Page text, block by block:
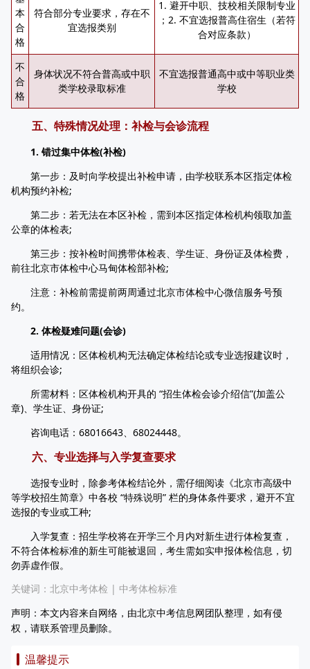
本
合
格
符合部分专业要求，存在不
宜选报类别
1. 避开中职、技校相关限制专业
；2. 不宜选报普高住宿生（若符
合对应条款）
不
合
格
身体状况不符合普高或中职
类学校录取标准
不宜选报普通高中或中等职业类
学校
五、特殊情况处理：补检与会诊流程
1. 错过集中体检(补检)
第一步：及时向学校提出补检申请，由学校联系本区指定体检
机构预约补检;
第二步：若无法在本区补检，需到本区指定体检机构领取加盖
公章的体检表;
第三步：按补检时间携带体检表、学生证、身份证及体检费，
前往北京市体检中心马甸体检部补检;
注意：补检前需提前两周通过北京市体检中心微信服务号预
约。
2. 体检疑难问题(会诊)
适用情况：区体检机构无法确定体检结论或专业选报建议时，
将组织会诊;
所需材料：区体检机构开具的 “招生体检会诊介绍信”(加盖公
章)、学生证、身份证;
咨询电话：68016643、68024448。
六、专业选择与入学复查要求
选报专业时，除参考体检结论外，需仔细阅读《北京市高级中
等学校招生简章》中各校 “特殊说明” 栏的身体条件要求，避开不宜
选报的专业或工种;
入学复查：招生学校将在开学三个月内对新生进行体检复查，
不符合体检标准的新生可能被退回，考生需如实申报体检信息，切
勿弄虚作假。
关键词： 北京中考体检 | 中考体检标准
声明：本文内容来自网络，由北京中考信息网团队整理，如有侵
权，请联系管理员删除。
温馨提示